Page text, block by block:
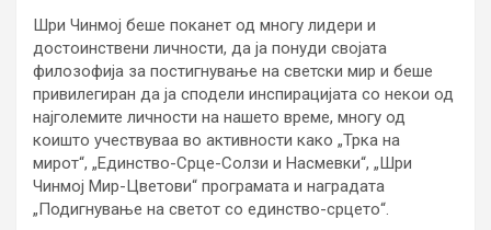
Шри Чинмој беше поканет од многу лидери и
достоинствени личности, да ја понуди својата
филозофија за постигнување на светски мир и беше
привилегиран да ја сподели инспирацијата со некои од
најголемите личности на нашето време, многу од
коишто учествуваа во активности како „Трка на
мирот“, „Единство-Срце-Солзи и Насмевки“, „Шри
Чинмој Мир-Цветови“ програмата и наградата
„Подигнување на светот со единство-срцето“.